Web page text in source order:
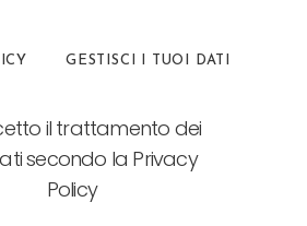
GESTISCI I TUOI DATI
il trattamento dei
secondo la Privacy
Policy